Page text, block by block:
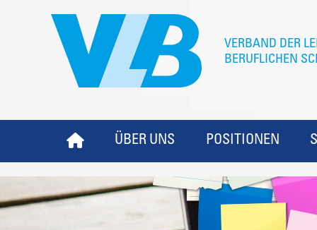
ÜBER UNS POSITIONEN